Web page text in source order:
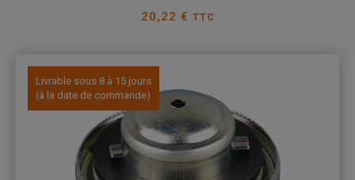
Prix
20,22 € TTC
Livrable sous 8 à 15 jours
(à la date de commande)